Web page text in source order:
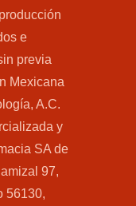
e
previa
Mexicana
A.C.
y
SA de
97,
56130,